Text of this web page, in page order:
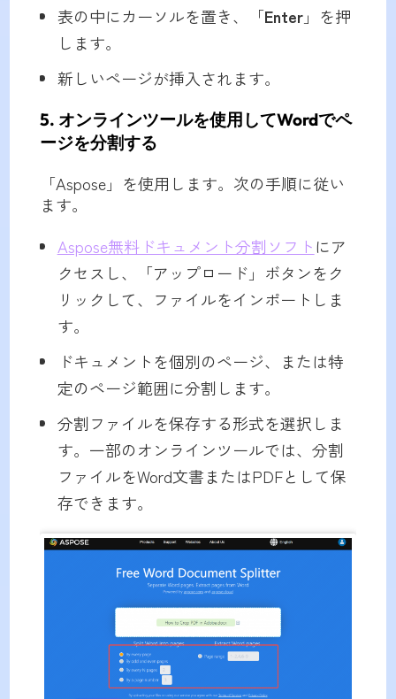
表の中にカーソルを置き、「Enter」を押
します。
新しいページが挿入されます。
5. オンラインツールを使用してWordでペ
ージを分割する
「Aspose」を使用します。次の手順に従い
ます。
Aspose無料ドキュメント分割ソフトにア
クセスし、「アップロード」ボタンをク
リックして、ファイルをインポートしま
す。
ドキュメントを個別のページ、または特
定のページ範囲に分割します。
分割ファイルを保存する形式を選択しま
す。一部のオンラインツールでは、分割
ファイルをWord文書またはPDFとして保
存できます。